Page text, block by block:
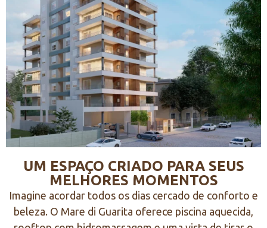
UM ESPAÇO CRIADO PARA SEUS
MELHORES MOMENTOS
Imagine acordar todos os dias cercado de conforto e
beleza. O Mare di Guarita oferece piscina aquecida,